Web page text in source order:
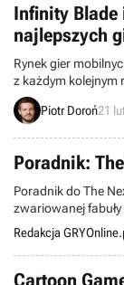
Infinity Blade
najlepszych
Rynek gier
z każdym kolejnym
że jak grzyby po
produkcje tego
Piotr Doroń21
Poradnik:
Poradnik do The
zwariowanej
sześć części,
podrozdziałów,
Redakcja
Cartoon